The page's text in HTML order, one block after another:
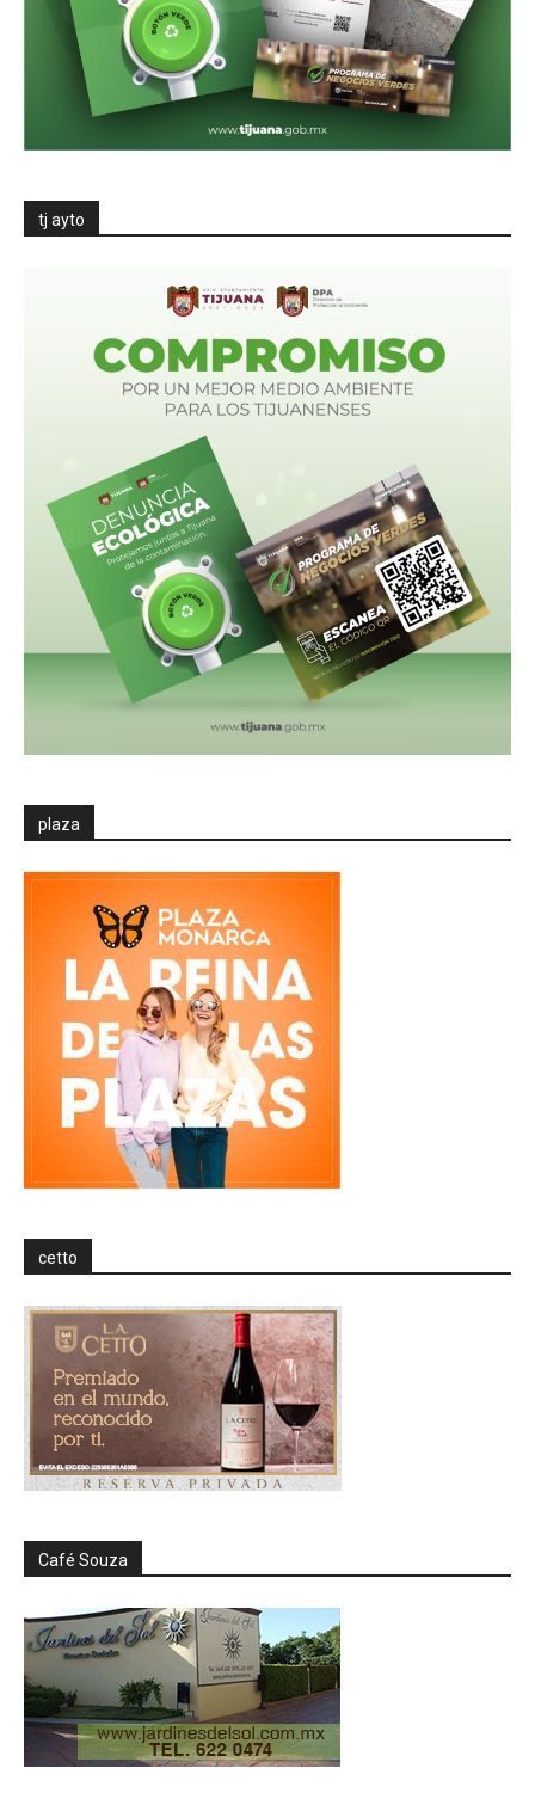
tj ayto
plaza
cetto
Café Souza